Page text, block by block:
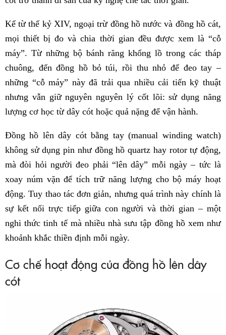
Kể từ thế kỷ XIV, ngoại trừ đồng hồ nước và đồng hồ cát,
mọi thiết bị đo và chia thời gian đều được xem là “cỗ
máy”. Từ những bộ bánh răng khổng lồ trong các tháp
chuông, đến đồng hồ bỏ túi, rồi thu nhỏ để đeo tay –
những “cỗ máy” này đã trải qua nhiều cải tiến kỹ thuật
nhưng vẫn giữ nguyên nguyên lý cốt lõi: sử dụng năng
lượng cơ học từ dây cót hoặc quả nặng để vận hành.
Đồng hồ lên dây cót bằng tay (manual winding watch)
không sử dụng pin như đồng hồ quartz hay rotor tự động,
mà đòi hỏi người đeo phải “lên dây” mỗi ngày – tức là
xoay núm vặn để tích trữ năng lượng cho bộ máy hoạt
động. Tuy thao tác đơn giản, nhưng quá trình này chính là
sự kết nối trực tiếp giữa con người và thời gian – một
nghi thức tinh tế mà nhiều nhà sưu tập đồng hồ xem như
khoảnh khắc thiền định mỗi ngày.
Cơ chế hoạt động của đồng hồ lên dây
cót